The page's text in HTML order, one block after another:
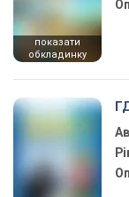
показати
обкладинку